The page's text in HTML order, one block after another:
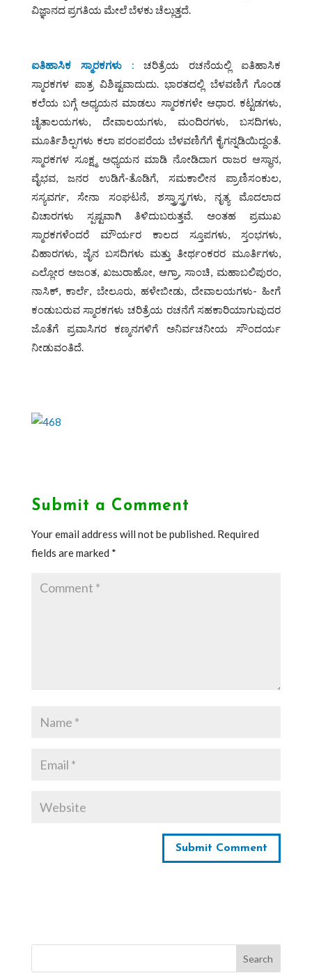
ವಿಜ್ಞಾನದ ಪ್ರಗತಿಯ ಮೇಲೆ ಬೆಳಕು ಚೆಲ್ಲುತ್ತದೆ.
ಐತಿಹಾಸಿಕ ಸ್ಮಾರಕಗಳು: ಚರಿತ್ರೆಯ ರಚನೆಯಲ್ಲಿ ಐತಿಹಾಸಿಕ
ಸ್ಮಾರಕಗಳ ಪಾತ್ರ ವಿಶಿಷ್ಟವಾದುದು. ಭಾರತದಲ್ಲಿ ಬೆಳವಣಿಗೆ ಗೊಂಡ
ಕಲೆಯ ಬಗ್ಗೆ ಅಧ್ಯಯನ ಮಾಡಲು ಸ್ಮಾರಕಗಳೇ ಆಧಾರ. ಕಟ್ಟಡಗಳು,
ಚೈತಾಲಯಗಳು, ದೇವಾಲಯಗಳು, ಮಂದಿರಗಳು, ಬಸದಿಗಳು,
ಮೂರ್ತಿಶಿಲ್ಪಗಳು ಕಲಾ ಪರಂಪರೆಯ ಬೆಳವಣಿಗೆಗೆ ಕೈಗನ್ನಡಿಯಿದ್ದಂತೆ.
ಸ್ಮಾರಕಗಳ ಸೂಕ್ಷ್ಮ ಅಧ್ಯಯನ ಮಾಡಿ ನೋಡಿದಾಗ ರಾಜರ ಆಸ್ಥಾನ,
ವೈಭವ, ಜನರ ಉಡಿಗೆ-ತೊಡಿಗೆ, ಸಮಕಾಲೀನ ಪ್ರಾಣಿಸಂಕುಲ,
ಸಸ್ಯವರ್ಗ, ಸೇನಾ ಸಂಘಟನೆ, ಶಸ್ತ್ರಾಸ್ತ್ರಗಳು, ನೃತ್ಯ ಮೊದಲಾದ
ವಿಚಾರಗಳು ಸ್ಪಷ್ಟವಾಗಿ ತಿಳಿದುಬರುತ್ತವೆ. ಅಂತಹ ಪ್ರಮುಖ
ಸ್ಮಾರಕಗಳೆಂದರೆ ಮೌರ್ಯರ ಕಾಲದ ಸ್ತೂಪಗಳು, ಸ್ತಂಭಗಳು,
ವಿಹಾರಗಳು, ಜೈನ ಬಸದಿಗಳು ಮತ್ತು ತೀರ್ಥಂಕರರ ಮೂರ್ತಿಗಳು,
ಎಲ್ಲೋರ ಅಜಂತ, ಖಜುರಾಹೋ, ಆಗ್ರಾ, ಸಾಂಚಿ, ಮಹಾಬಲಿಪುರಂ,
ನಾಸಿಕ್, ಕಾರ್ಲೆ, ಬೇಲೂರು, ಹಳೇಬೀಡು, ದೇವಾಲಯಗಳು- ಹೀಗೆ
ಕಂಡುಬರುವ ಸ್ಮಾರಕಗಳು ಚರಿತ್ರೆಯ ರಚನೆಗೆ ಸಹಕಾರಿಯಾಗುವುದರ
ಜೊತೆಗೆ ಪ್ರವಾಸಿಗರ ಕಣ್ಮನಗಳಿಗೆ ಅನಿರ್ವಚನೀಯ ಸೌಂದರ್ಯ
ನೀಡುವಂತಿದೆ.
Submit a Comment
Your email address will not be published. Required
fields are marked *
Search